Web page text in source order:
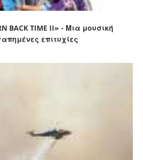
BACK TIME II» - Μια μουσική
επιτυχίες